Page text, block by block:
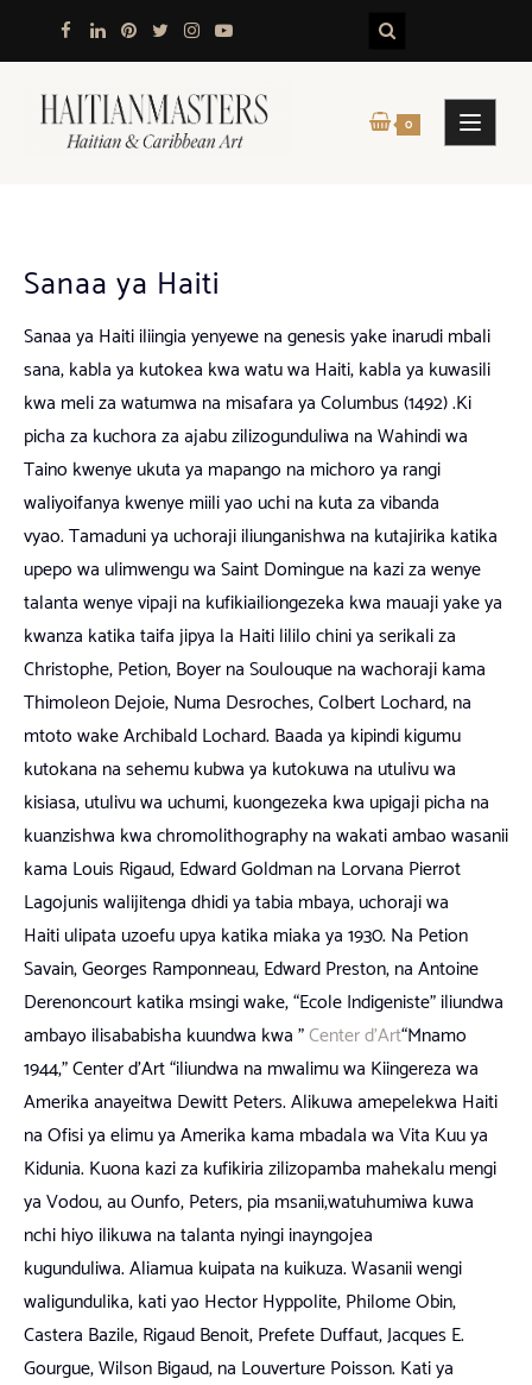
0
Sanaa ya Haiti
Sanaa ya Haiti iliingia yenyewe na genesis yake inarudi mbali
sana, kabla ya kutokea kwa watu wa Haiti, kabla ya kuwasili
kwa meli za watumwa na misafara ya Columbus (1492) .Ki
picha za kuchora za ajabu zilizogunduliwa na Wahindi wa
Taino kwenye ukuta ya mapango na michoro ya rangi
waliyoifanya kwenye miili yao uchi na kuta za vibanda
vyao. Tamaduni ya uchoraji iliunganishwa na kutajirika katika
upepo wa ulimwengu wa Saint Domingue na kazi za wenye
talanta wenye vipaji na kufikiailiongezeka kwa mauaji yake ya
kwanza katika taifa jipya la Haiti lililo chini ya serikali za
Christophe, Petion, Boyer na Soulouque na wachoraji kama
Thimoleon Dejoie, Numa Desroches, Colbert Lochard, na
mtoto wake Archibald Lochard. Baada ya kipindi kigumu
kutokana na sehemu kubwa ya kutokuwa na utulivu wa
kisiasa, utulivu wa uchumi, kuongezeka kwa upigaji picha na
kuanzishwa kwa chromolithography na wakati ambao wasanii
kama Louis Rigaud, Edward Goldman na Lorvana Pierrot
Lagojunis walijitenga dhidi ya tabia mbaya, uchoraji wa
Haiti ulipata uzoefu upya katika miaka ya 1930. Na Petion
Savain, Georges Ramponneau, Edward Preston, na Antoine
Derenoncourt katika msingi wake, “Ecole Indigeniste” iliundwa
ambayo ilisababisha kuundwa kwa ”Center d’Art“Mnamo
1944,” Center d’Art “iliundwa na mwalimu wa Kiingereza wa
Amerika anayeitwa Dewitt Peters. Alikuwa amepelekwa Haiti
na Ofisi ya elimu ya Amerika kama mbadala wa Vita Kuu ya
Kidunia. Kuona kazi za kufikiria zilizopamba mahekalu mengi
ya Vodou, au Ounfo, Peters, pia msanii,watuhumiwa kuwa
nchi hiyo ilikuwa na talanta nyingi inayngojea
kugunduliwa. Aliamua kuipata na kuikuza. Wasanii wengi
waligundulika, kati yao Hector Hyppolite, Philome Obin,
Castera Bazile, Rigaud Benoit, Prefete Duffaut, Jacques E.
Gourgue, Wilson Bigaud, na Louverture Poisson. Kati ya